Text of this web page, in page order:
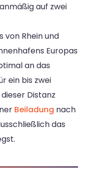
auf zwei
von Rhein und
Europas
an das
ein bis zwei
Distanz
Beiladung nach
das